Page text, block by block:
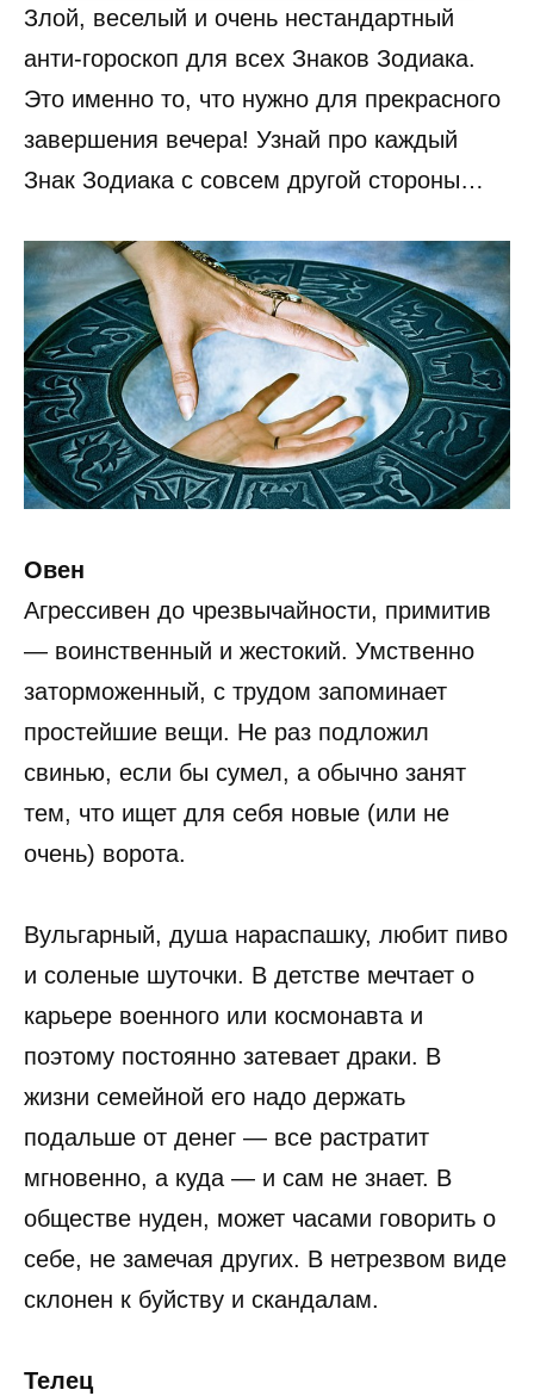
Злой, веселый и очень нестандартный
анти-гороскоп для всех Знаков Зодиака.
Это именно то, что нужно для прекрасного
завершения вечера! Узнай про каждый
Знак Зодиака с совсем другой стороны…
Овен
Агрессивен до чрезвычайности, примитив
— воинственный и жестокий. Умственно
заторможенный, с трудом запоминает
простейшие вещи. Не раз подложил
свинью, если бы сумел, а обычно занят
тем, что ищет для себя новые (или не
очень) ворота.
Вульгарный, душа нараспашку, любит пиво
и соленые шуточки. В детстве мечтает о
карьере военного или космонавта и
поэтому постоянно затевает драки. В
жизни семейной его надо держать
подальше от денег — все растратит
мгновенно, а куда — и сам не знает. В
обществе нуден, может часами говорить о
себе, не замечая других. В нетрезвом виде
склонен к буйству и скандалам.
Телец